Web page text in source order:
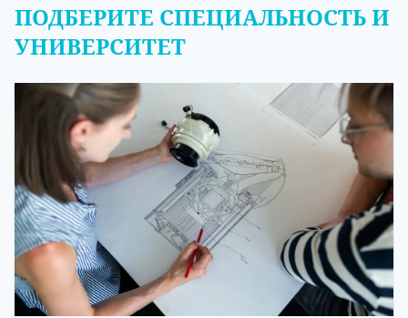
ПОДБЕРИТЕ СПЕЦИАЛЬНОСТЬ И
УНИВЕРСИТЕТ